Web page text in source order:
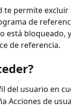
te permite excluir
de
está bloqueado,
de referencia.
del usuario en
Acciones de